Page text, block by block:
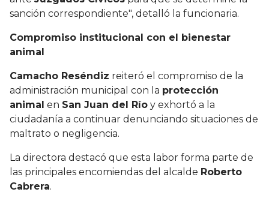
sanción correspondiente", detalló la funcionaria.
Compromiso institucional con el bienestar
animal
Camacho Reséndiz reiteró el compromiso de la
administración municipal con la protección
animal en San Juan del Río y exhortó a la
ciudadanía a continuar denunciando situaciones de
maltrato o negligencia.
La directora destacó que esta labor forma parte de
las principales encomiendas del alcalde Roberto
Cabrera.